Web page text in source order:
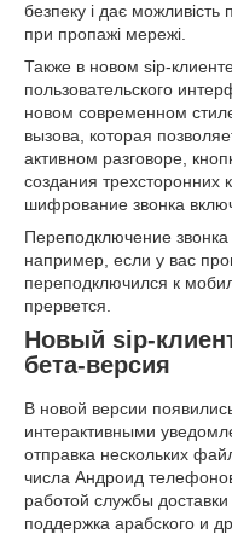
безпеку і дає можливість
при пропажі мережі.
Также в новом sip-
пользовательского
новом современном
вызова, которая
активном разговоре,
создания
шифрование звонка
Переподключение звонка
например, если у вас
переподключился к
прервется.
Новый sip-
бета-версия
В новой версии
интерактивными
отправка нескольких
числа Андроид
работой службы
поддержка арабского и